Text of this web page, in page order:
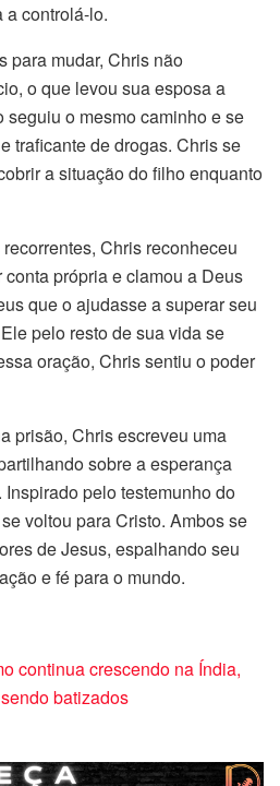
a controlá-lo.
para mudar, Chris não
o que levou sua esposa a
o mesmo caminho e se
traficante de drogas. Chris se
a situação do filho enquanto
Chris reconheceu
própria e clamou a Deus
que o ajudasse a superar seu
pelo resto de sua vida se
oração, Chris sentiu o poder
prisão, Chris escreveu uma
sobre a esperança
pelo testemunho do
voltou para Cristo. Ambos se
de Jesus, espalhando seu
e fé para o mundo.
continua crescendo na Índia,
batizados